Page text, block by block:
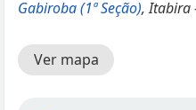
Gabiroba (1ª Seção), Itabira
Ver mapa